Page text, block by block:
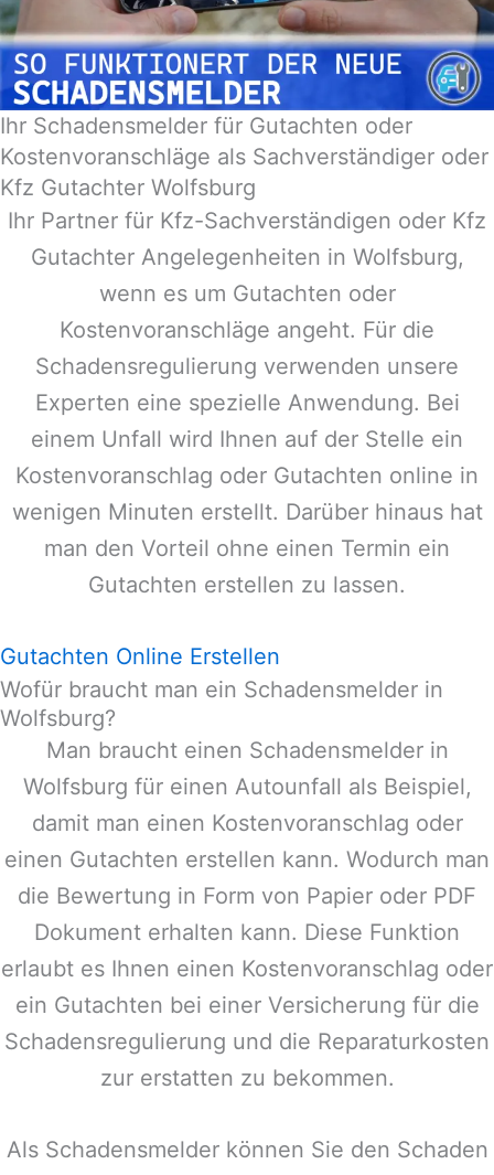
Ihr Schadensmelder für Gutachten oder
Kostenvoranschläge als Sachverständiger oder
Kfz Gutachter Wolfsburg
Ihr Partner für Kfz-Sachverständigen oder Kfz
Gutachter Angelegenheiten in Wolfsburg,
wenn es um Gutachten oder
Kostenvoranschläge angeht. Für die
Schadensregulierung verwenden unsere
Experten eine spezielle Anwendung. Bei
einem Unfall wird Ihnen auf der Stelle ein
Kostenvoranschlag oder Gutachten online in
wenigen Minuten erstellt. Darüber hinaus hat
man den Vorteil ohne einen Termin ein
Gutachten erstellen zu lassen.
Gutachten Online Erstellen
Wofür braucht man ein Schadensmelder in
Wolfsburg?
Man braucht einen Schadensmelder in
Wolfsburg für einen Autounfall als Beispiel,
damit man einen Kostenvoranschlag oder
einen Gutachten erstellen kann. Wodurch man
die Bewertung in Form von Papier oder PDF
Dokument erhalten kann. Diese Funktion
erlaubt es Ihnen einen Kostenvoranschlag oder
ein Gutachten bei einer Versicherung für die
Schadensregulierung und die Reparaturkosten
zur erstatten zu bekommen.
Als Schadensmelder können Sie den Schaden